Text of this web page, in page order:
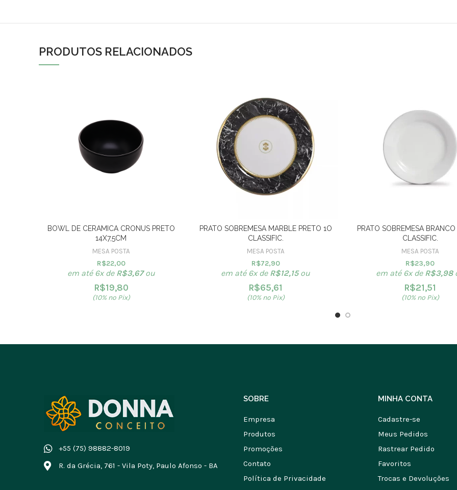
PRODUTOS RELACIONADOS
BOWL DE CERAMICA CRONUS PRETO
14X7,5CM
MESA POSTA
R$22,00
em até 6x de R$3,67ou
R$19,80
(10% no Pix)
PRATO SOBREMESA MARBLE PRETO 1O
CLASSIFIC.
MESA POSTA
R$72,90
em até 6x de R$12,15ou
R$65,61
(10% no Pix)
PRATO SOBREMESA
CLASSIFIC.
MESA POSTA
R$23,90
em até 6x de R$3,98
R$21,51
(10% no Pix)
+55 (75) 98882-8019
R. da Grécia, 761 - Vila Poty, Paulo Afonso - BA
SOBRE
Empresa
Produtos
Promoções
Contato
Política de Privacidade
MINHA CONTA
Cadastre-se
Meus Pedidos
Rastrear Pedido
Favoritos
Trocas e Devoluções